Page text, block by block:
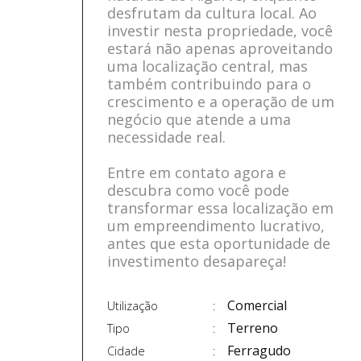
desfrutam da cultura local. Ao
investir nesta propriedade, você
estará não apenas aproveitando
uma localização central, mas
também contribuindo para o
crescimento e a operação de um
negócio que atende a uma
necessidade real.
Entre em contato agora e
descubra como você pode
transformar essa localização em
um empreendimento lucrativo,
antes que esta oportunidade de
investimento desapareça!
Utilização Comercial
Tipo Terreno
Cidade Ferragudo